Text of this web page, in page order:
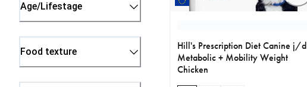
Age/Lifestage
Food texture
Hill's Prescription Diet Canine j/d
Metabolic + Mobility Weight
Chicken